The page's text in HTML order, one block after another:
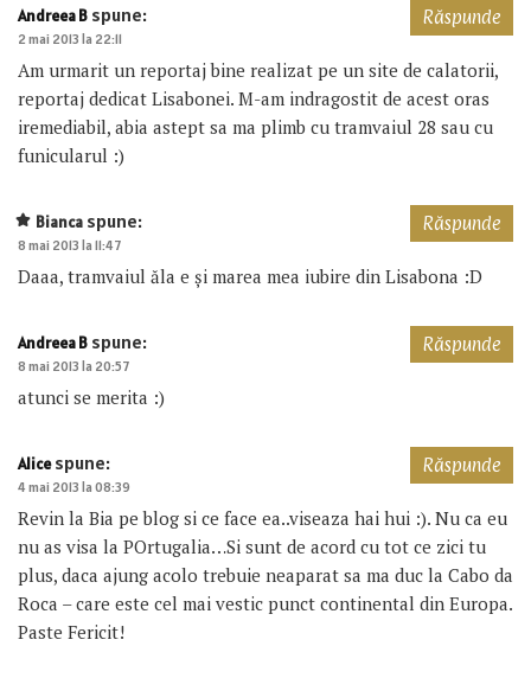
Andreea B spune:
2 mai 2013 la 22:11
Am urmarit un reportaj bine realizat pe un site de calatorii,
reportaj dedicat Lisabonei. M-am indragostit de acest oras
iremediabil, abia astept sa ma plimb cu tramvaiul 28 sau cu
funicularul :)
Răspunde
Bianca spune:
8 mai 2013 la 11:47
Daaa, tramvaiul ăla e și marea mea iubire din Lisabona :D
Răspunde
Andreea B spune:
8 mai 2013 la 20:57
atunci se merita :)
Răspunde
Alice spune:
4 mai 2013 la 08:39
Revin la Bia pe blog si ce face ea..viseaza hai hui :). Nu ca eu
nu as visa la POrtugalia…Si sunt de acord cu tot ce zici tu
plus, daca ajung acolo trebuie neaparat sa ma duc la Cabo da
Roca – care este cel mai vestic punct continental din Europa.
Paste Fericit!
Răspunde